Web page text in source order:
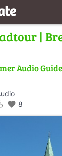
|
Audio Guide
favorite 8